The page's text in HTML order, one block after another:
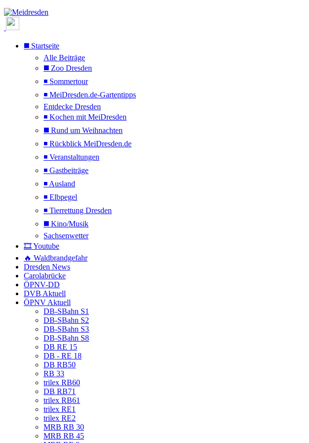
◼️ Startseite
Alle Beiträge
◼️ Zoo Dresden
◾ Sommertour
◾ MeiDresden.de-Gartentipps
Entdecke Dresden
◾ Kochen mit MeiDresden
◼️ Rund um Weihnachten
◾ Rückblick MeiDresden.de
◾ Veranstaltungen
◾ Gastbeiträge
◾ Ausland
◾ Elbpegel
◾ Tierrettung Dresden
◼️ Kino/Musik
Sachsenwetter
🎞️ Youtube
🔥 Waldbrandgefahr
Dresden News
Carolabrücke
ÖPNV-DD
DVB Aktuell
ÖPNV Aktuell
DB-SBahn S1
DB-SBahn S2
DB-SBahn S3
DB-SBahn S8
DB RE 15
DB - RE 18
DB RB50
RB 33
trilex RB60
DB RB71
trilex RB61
trilex RE1
trilex RE2
MRB RB 30
MRB RB 45